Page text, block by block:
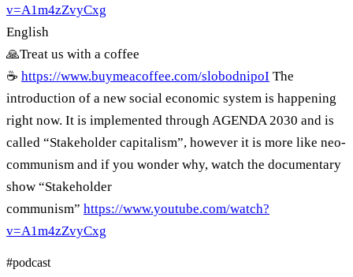
v=A1m4zZvyCxg
English
🙏Treat us with a coffee
☕ https://www.buymeacoffee.com/slobodnipoI The
introduction of a new social economic system is happening
right now. It is implemented through AGENDA 2030 and is
called “Stakeholder capitalism”, however it is more like neo-
communism and if you wonder why, watch the documentary
show “Stakeholder
communism” https://www.youtube.com/watch?
v=A1m4zZvyCxg
#podcast